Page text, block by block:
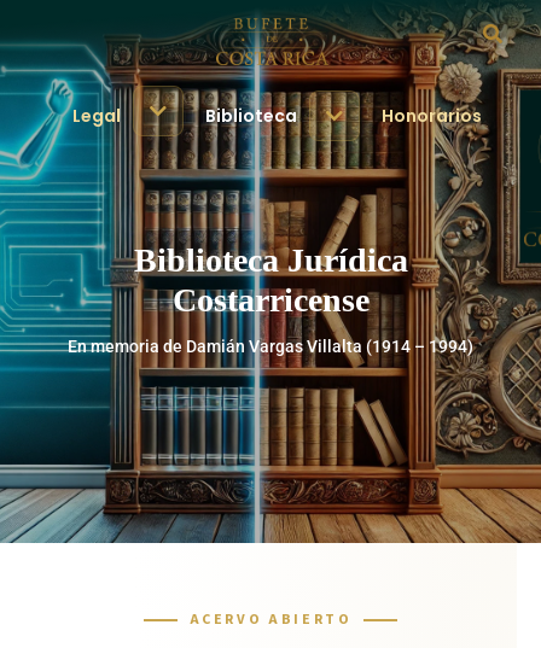
Legal Biblioteca Honorarios
Biblioteca Jurídica
Costarricense
En memoria de Damián Vargas Villalta (1914 – 1994)
ACERVO ABIERTO